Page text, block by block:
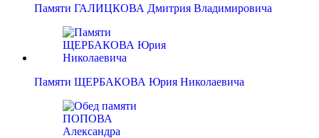
Памяти ГАЛИЦКОВА Дмитрия Владимировича
Памяти ЩЕРБАКОВА Юрия Николаевича